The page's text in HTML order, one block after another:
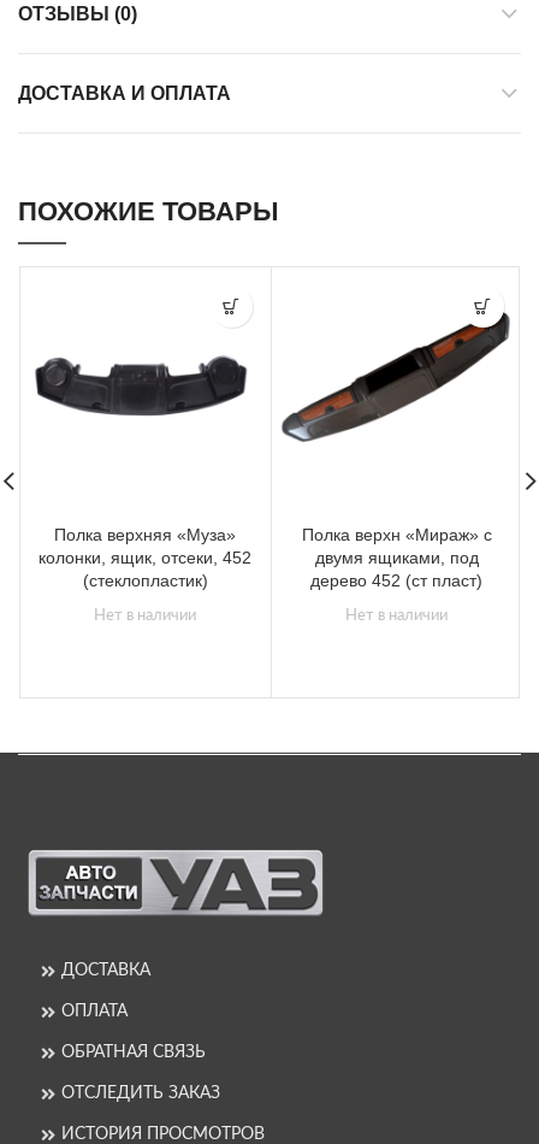
ОТЗЫВЫ (0)
ДОСТАВКА И ОПЛАТА
ПОХОЖИЕ ТОВАРЫ
Полка верхняя «Муза»
колонки, ящик, отсеки, 452
(стеклопластик)
Нет в наличии
Полка верхн «Мираж» с
двумя ящиками, под
дерево 452 (ст пласт)
Нет в наличии
ДОСТАВКА
ОПЛАТА
ОБРАТНАЯ СВЯЗЬ
ОТСЛЕДИТЬ ЗАКАЗ
ИСТОРИЯ ПРОСМОТРОВ